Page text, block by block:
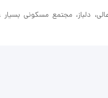
عالی، دلباز، مجتمع مسکونی